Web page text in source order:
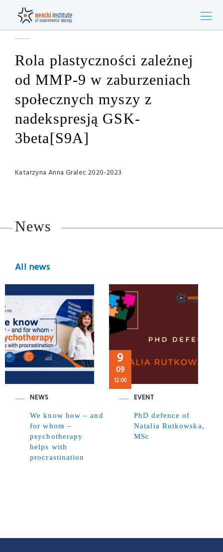
Rola plastyczności zależnej
od MMP-9 w zaburzeniach
społecznych myszy z
nadekspresją GSK-
3beta[S9A]
Katarzyna Anna Gralec 2020-2023
News
All news
NEWS
We know how – and
for whom –
psychotherapy
helps with
procrastination
9
09
12:00
EVENT
PhD defence of
Natalia Rutkowska,
MSc